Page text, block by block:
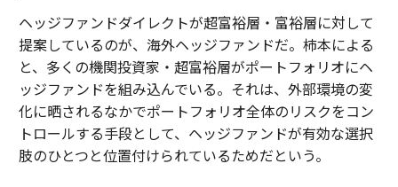
ヘッジファンドダイレクトが超富裕層・富裕層に対して
提案しているのが、海外ヘッジファンドだ。柿本による
と、多くの機関投資家・超富裕層がポートフォリオにヘ
ッジファンドを組み込んでいる。それは、外部環境の変
化に晒されるなかでポートフォリオ全体のリスクをコン
トロールする手段として、ヘッジファンドが有効な選択
肢のひとつと位置付けられているためだという。